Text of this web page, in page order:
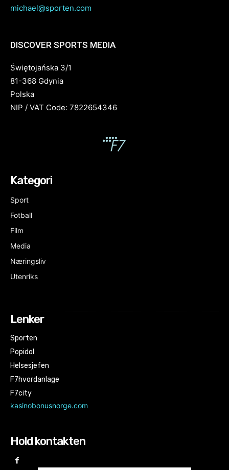
michael@sporten.com
DISCOVER SPORTS MEDIA
Świętojańska 3/1
81-368 Gdynia
Polska
NIP / VAT Code: 7822654346
Kategori
Sport
Fotball
Film
Media
Næringsliv
Utenriks
Lenker
Sporten
Popidol
Helsesjefen
F7hvordanlage
F7city
kasinobonusnorge.com
Hold kontakten